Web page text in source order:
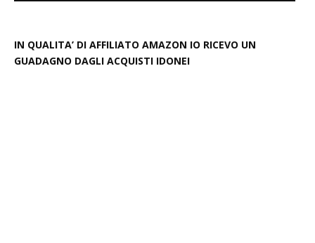
IN QUALITA’ DI AFFILIATO AMAZON IO RICEVO UN
GUADAGNO DAGLI ACQUISTI IDONEI